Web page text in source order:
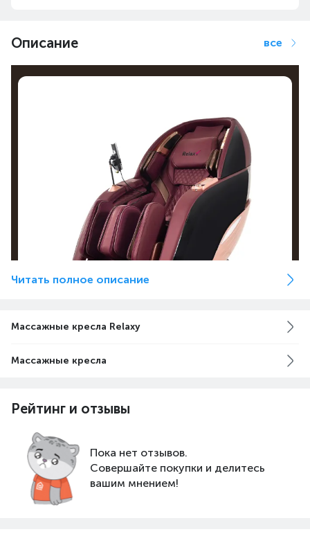
Описание все
Универсальный дизайн Viscount идеально
любой комнате - достаточно лишь 10см за
спинкой кресла для его работы. Во время сеанса
массажа оно выезжает вперед и запускает
выбранную программу.
Читать полное описание
Массажные кресла Relaxy
Массажные кресла
Рейтинг и отзывы
Пока нет отзывов.
Совершайте покупки и делитесь
вашим мнением!